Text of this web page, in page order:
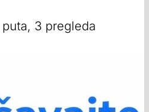
3 pregleda